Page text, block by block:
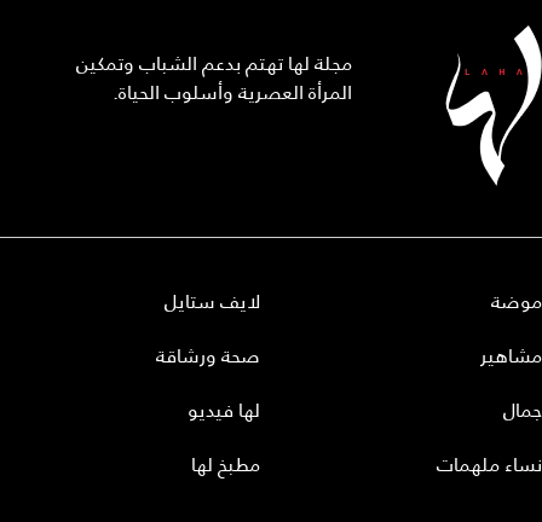
مجلة لها تهتم بدعم الشباب وتمكين
المرأة العصرية وأسلوب الحياة.
موضة
مشاهير
جمال
نساء ملهمات
لايف ستايل
صحة ورشاقة
لها فيديو
مطبخ لها